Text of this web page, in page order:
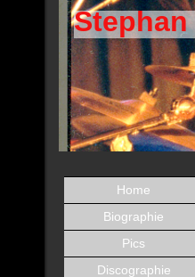
Home
Biographie
Pics
Discographie